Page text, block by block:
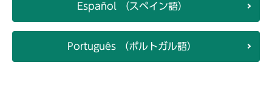
Español （スペイン語）
Português （ポルトガル語）